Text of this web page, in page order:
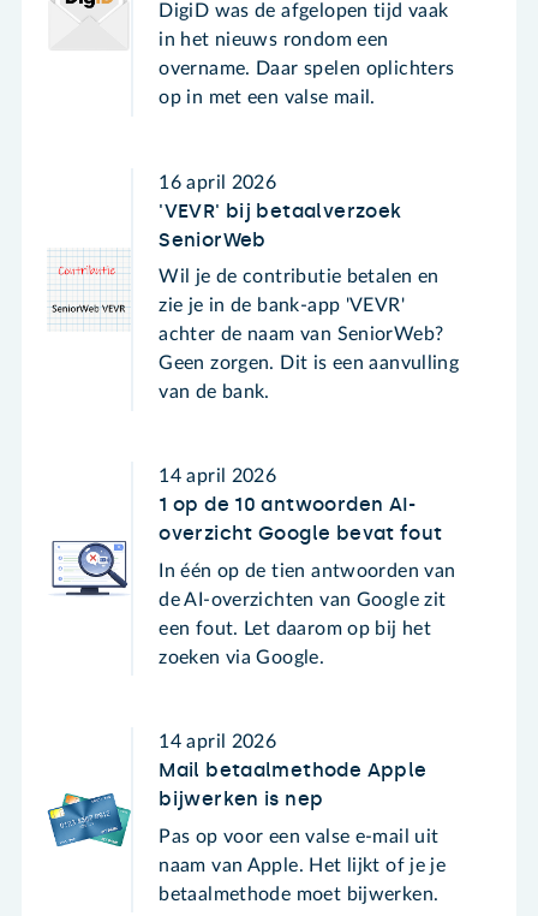
DigiD was de afgelopen tijd vaak
in het nieuws rondom een
overname. Daar spelen oplichters
op in met een valse mail.
16 april 2026
'VEVR' bij betaalverzoek
SeniorWeb
Wil je de contributie betalen en
zie je in de bank-app 'VEVR'
achter de naam van SeniorWeb?
Geen zorgen. Dit is een aanvulling
van de bank.
14 april 2026
1 op de 10 antwoorden AI-
overzicht Google bevat fout
In één op de tien antwoorden van
de AI-overzichten van Google zit
een fout. Let daarom op bij het
zoeken via Google.
14 april 2026
Mail betaalmethode Apple
bijwerken is nep
Pas op voor een valse e-mail uit
naam van Apple. Het lijkt of je je
betaalmethode moet bijwerken.